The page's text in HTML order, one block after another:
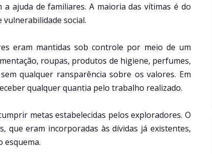
ajuda de familiares. A maioria das vítimas é do
vulnerabilidade social.
eram mantidas sob controle por meio de um
roupas, produtos de higiene, perfumes,
qualquer ransparência sobre os valores. Em
qualquer quantia pelo trabalho realizado.
metas estabelecidas pelos exploradores. O
que eram incorporadas às dívidas já existentes,
esquema.